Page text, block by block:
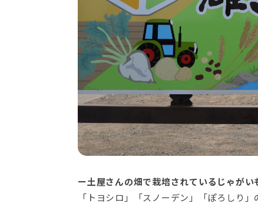
ー土屋さんの畑で栽培されているじゃがい
「トヨシロ」「スノーデン」「ぽろしり